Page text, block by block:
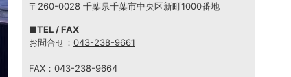
〒260-0028 千葉県千葉市中央区新町1000番地
■TEL / FAX
お問合せ： 043-238-9661
FAX：043-238-9664